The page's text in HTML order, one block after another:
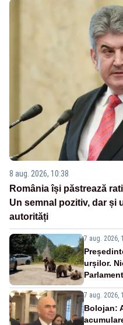
8 aug. 2026, 10:38
România își păstrează
Un semnal pozitiv, dar și
autorități
7 aug. 2026,
urșilor.
7 aug. 2026,
Bolojan: